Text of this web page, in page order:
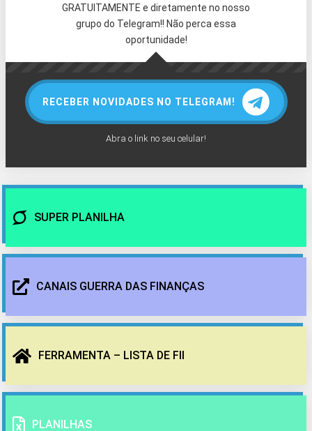
GRATUITAMENTE e diretamente no nosso
grupo do Telegram!! Não perca essa
oportunidade!
RECEBER NOVIDADES NO TELEGRAM!
Abra o link no seu celular!
SUPER PLANILHA
CANAIS GUERRA DAS FINANÇAS
FERRAMENTA – LISTA DE FII
PLANILHAS